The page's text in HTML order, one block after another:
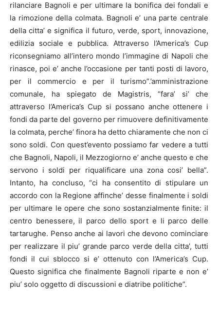
rilanciare Bagnoli e per ultimare la bonifica dei fondali e
la rimozione della colmata. Bagnoli e’ una parte centrale
della citta’ e significa il futuro, verde, sport, innovazione,
edilizia sociale e pubblica. Attraverso l’America’s Cup
riconsegniamo all’intero mondo l’immagine di Napoli che
rinasce, poi e’ anche l’occasione per tanti posti di lavoro,
per il commercio e per il turismo”.’amministrazione
comunale, ha spiegato de Magistris, “fara’ si’ che
attraverso l’America’s Cup si possano anche ottenere i
fondi da parte del governo per rimuovere definitivamente
la colmata, perche’ finora ha detto chiaramente che non ci
sono soldi. Con quest’evento possiamo far vedere a tutti
che Bagnoli, Napoli, il Mezzogiorno e’ anche questo e che
servono i soldi per riqualificare una zona cosi’ bella”.
Intanto, ha concluso, “ci ha consentito di stipulare un
accordo con la Regione affinche’ desse finalmente i soldi
per ultimare le opere che sono sostanzialmente finite: il
centro benessere, il parco dello sport e li parco delle
tartarughe. Penso anche ai lavori che devono cominciare
per realizzare il piu’ grande parco verde della citta’, tutti
fondi il cui sblocco si e’ ottenuto con l’America’s Cup.
Questo significa che finalmente Bagnoli riparte e non e’
piu’ solo oggetto di discussioni e diatribe politiche”.